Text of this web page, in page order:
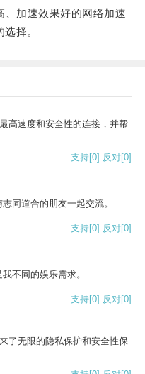
加速效果好的网络加速
择。
高速度和安全性的连接，并帮
支持[0] 反对[0]
同道合的朋友一起交流。
支持[0] 反对[0]
不同的娱乐需求。
支持[0] 反对[0]
了无限的隐私保护和安全性保